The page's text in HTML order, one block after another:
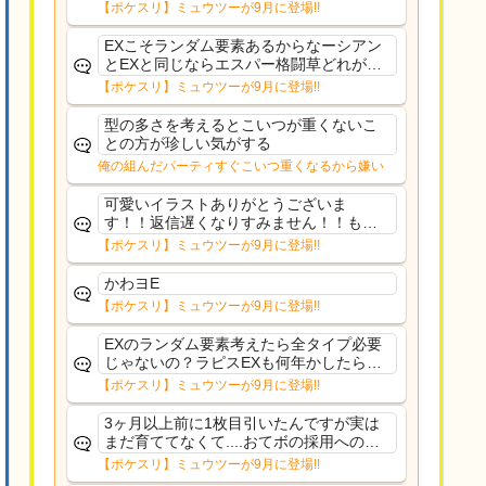
のタイプにリソース割くのなんだかむな
しい気がするわ出番がないってわけじゃ
ないから無駄ではないんだけど
【ポケスリ】ミュウツーが9月に登場!!
EXこそランダム要素あるからなーシアン
とEXと同じならエスパー格闘草どれが事
前に来るか分からんから、積む必要があ
るミュウツーは使いにくくね？って思っ
た
【ポケスリ】ミュウツーが9月に登場!!
型の多さを考えるとこいつが重くないこ
との方が珍しい気がする
俺の組んだパーティすぐこいつ重くなるから嫌い
可愛いイラストありがとうございま
す！！返信遅くなりすみません！！もう
少ししたら通常再開できます！
【ポケスリ】ミュウツーが9月に登場!!
かわヨE
【ポケスリ】ミュウツーが9月に登場!!
EXのランダム要素考えたら全タイプ必要
じゃないの？ラピスEXも何年かしたら来
るだろうし後から厳選したい育てたいっ
て思ってもどうにもならないのがこのゲ
ームだしな
【ポケスリ】ミュウツーが9月に登場!!
3ヶ月以上前に1枚目引いたんですが実は
まだ育ててなくて....おてボの採用への影
響は勉強になります。ありがとうござい
ますオイルはだいぶ強めのABBレントラ
【ポケスリ】ミュウツーが9月に登場!!